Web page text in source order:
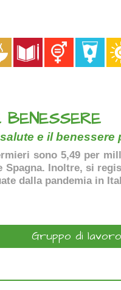
e il benessere
sono 5,49 per
Spagna. Inoltre, si
dalla pandemia in
Gruppo di lavoro